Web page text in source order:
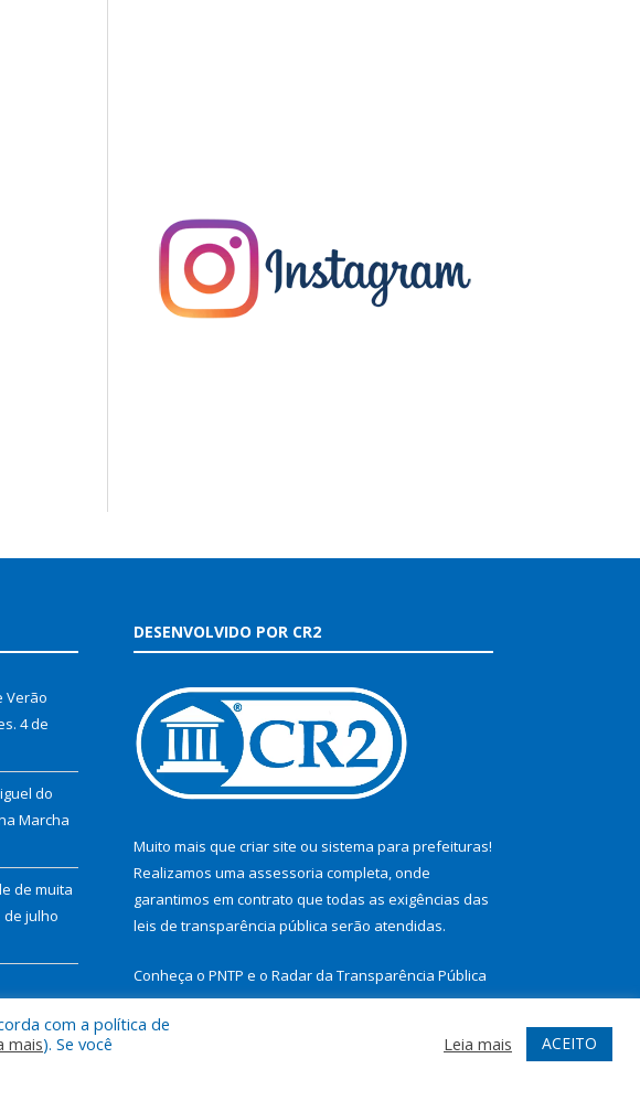
Verão
4 de
do
Marcha
de muita
de julho
DESENVOLVIDO POR CR2
Muito mais que criar site ou sistema para prefeituras!
Realizamos uma assessoria completa, onde
garantimos em contrato que todas as exigências das
leis de transparência pública serão atendidas.
Conheça o PNTP e o Radar da Transparência Pública
com a política de
mais). Se você
Leia mais ACEITO